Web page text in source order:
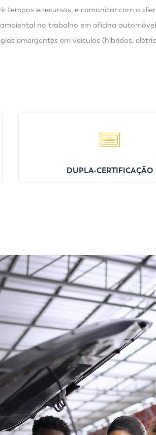
tempos e recursos, e comunicar com o
no trabalho em oficina
emergentes em veículos (híbridos,
DUPLA-CERTIFICAÇÃO